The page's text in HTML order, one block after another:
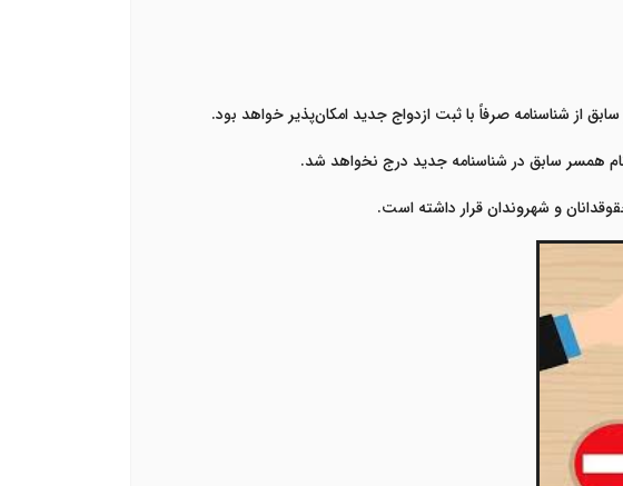
از شناسنامه صرفاً با ثبت ازدواج جدید امکان‌پذیر خواهد بود.
همسر سابق در شناسنامه جدید درج نخواهد شد.
و شهروندان قرار داشته است.